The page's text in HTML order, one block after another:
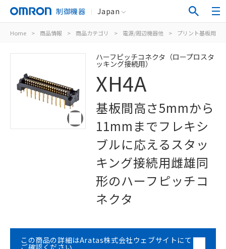
制御機器 Japan
Home > 商品情報 > 商品カテゴリ > 電源/周辺機器他 > プリント基板用コ
ハーフピッチコネクタ（ロープロスタ
ッキング接続用）
XH4A
基板間高さ5mmから
11mmまでフレキシ
ブルに応えるスタッ
キング接続用雌雄同
形のハーフピッチコ
ネクタ
この商品の詳細はAratas株式会社ウェブサイトにて
ご確認ください